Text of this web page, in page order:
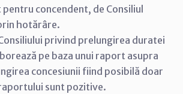
concendent, de Consiliul
hotărâre.
privind prelungirea duratei
pe baza unui raport asupra
concesiunii fiind posibilă doar
sunt pozitive.